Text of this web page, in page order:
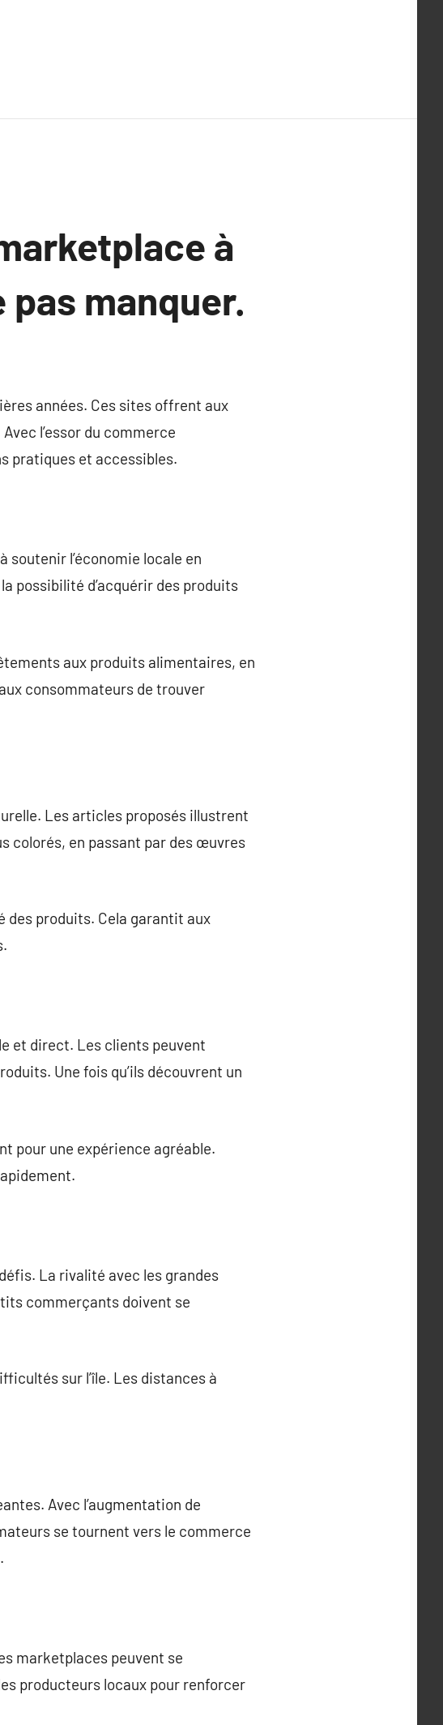
à
pas manquer.
années. Ces sites offrent aux
l’essor du commerce
pratiques et accessibles.
l’économie locale en
possibilité d’acquérir des produits
aux produits alimentaires, en
consommateurs de trouver
Les articles proposés illustrent
colorés, en passant par des œuvres
des produits. Cela garantit aux
et direct. Les clients peuvent
Une fois qu’ils découvrent un
pour une expérience agréable.
La rivalité avec les grandes
commerçants doivent se
sur l’île. Les distances à
Avec l’augmentation de
se tournent vers le commerce
marketplaces peuvent se
producteurs locaux pour renforcer